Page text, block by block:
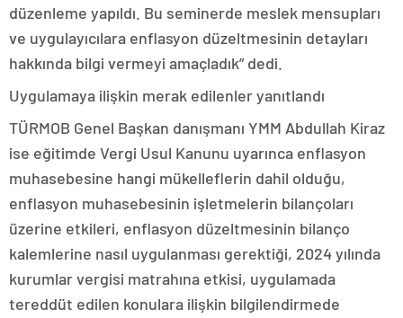
düzenleme yapıldı. Bu seminerde meslek mensupları
ve uygulayıcılara enflasyon düzeltmesinin detayları
hakkında bilgi vermeyi amaçladık” dedi.
Uygulamaya ilişkin merak edilenler yanıtlandı
TÜRMOB Genel Başkan danışmanı YMM Abdullah Kiraz
ise eğitimde Vergi Usul Kanunu uyarınca enflasyon
muhasebesine hangi mükelleflerin dahil olduğu,
enflasyon muhasebesinin işletmelerin bilançoları
üzerine etkileri, enflasyon düzeltmesinin bilanço
kalemlerine nasıl uygulanması gerektiği, 2024 yılında
kurumlar vergisi matrahına etkisi, uygulamada
tereddüt edilen konulara ilişkin bilgilendirmede